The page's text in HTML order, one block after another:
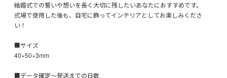
結婚式での誓いや想いを長く大切に残したいあなたにおすすめです。
式場で使用した後も、自宅に飾ってインテリアとしてお楽しみくださ
い！
■サイズ
40×50×3mm
■データ確定～発送までの日数